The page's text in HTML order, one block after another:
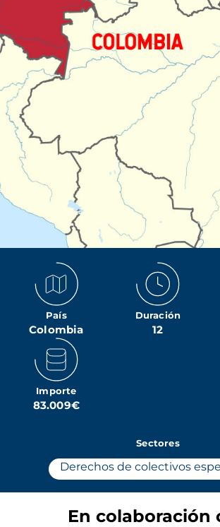
País
Colombia
Duración
12
Importe
83.009€
Sectores
Derechos de colectivos
En colaboración